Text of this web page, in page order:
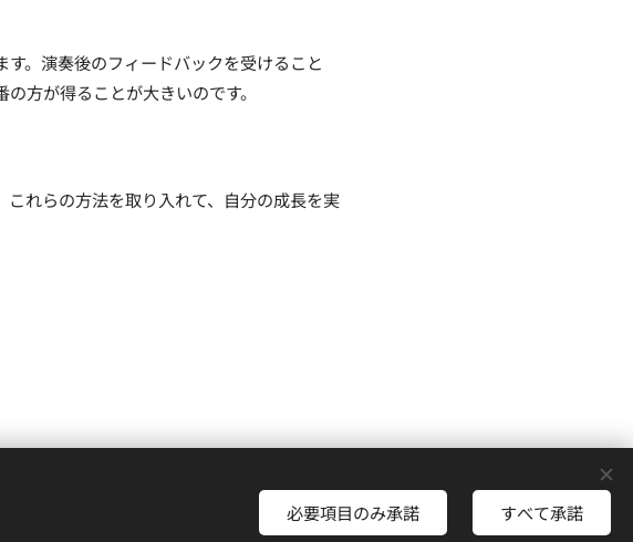
。演奏後のフィードバックを受けること
方が得ることが大きいのです。
れらの方法を取り入れて、自分の成長を実
必要項目のみ承諾 すべて承諾